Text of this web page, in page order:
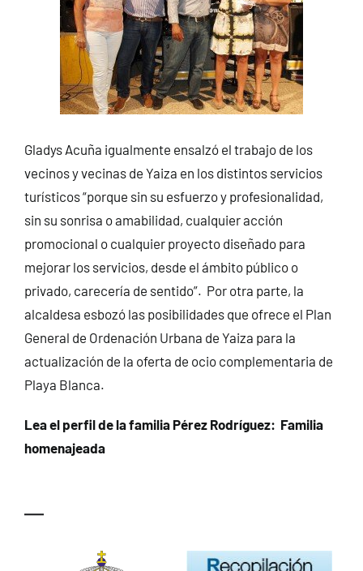
Gladys Acuña igualmente ensalzó el trabajo de los
vecinos y vecinas de Yaiza en los distintos servicios
turísticos “porque sin su esfuerzo y profesionalidad,
sin su sonrisa o amabilidad, cualquier acción
promocional o cualquier proyecto diseñado para
mejorar los servicios, desde el ámbito público o
privado, carecería de sentido”. Por otra parte, la
alcaldesa esbozó las posibilidades que ofrece el Plan
General de Ordenación Urbana de Yaiza para la
actualización de la oferta de ocio complementaria de
Playa Blanca.
Lea el perfil de la familia Pérez Rodríguez: Familia
homenajeada
—